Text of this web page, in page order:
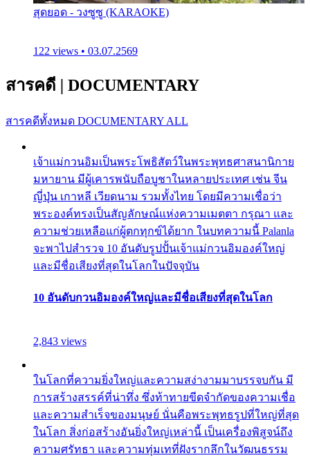
สุดยอด - วงซูซู (KARAOKE)
122 views • 03.07.2569
สารคดี | DOCUMENTARY
สารคดีทั้งหมด DOCUMENTARY ALL
เจ้าแม่กวนอิมเป็นพระโพธิสัตว์ในพระพุทธศาสนานิกาย
มหายาน มีผู้เคารพนับถือบูชาในหลายประเทศ เช่น จีน
ญี่ปุ่น เกาหลี เวียดนาม รวมทั้งไทย โดยมีความเชื่อว่า
พระองค์ทรงเป็นสัญลักษณ์แห่งความเมตตา กรุณา และ
ความช่วยเหลือแก่ผู้ตกทุกข์ได้ยาก ในบทความนี้ Palanla
จะพาไปสำรวจ 10 อันดับรูปปั้นเจ้าแม่กวนอิมองค์ใหญ่
และมีชื่อเสียงที่สุดในโลกในปัจจุบัน
10 อันดับกวนอิมองค์ใหญ่และมีชื่อเสียงที่สุดในโลก
2,843 views
ในโลกที่ความยิ่งใหญ่และความสง่างามมาบรรจบกัน มี
การสร้างสรรค์ที่น่าทึ่ง ซึ่งท้าทายขีดจำกัดของความเชื่อ
และความสำเร็จของมนุษย์ นั่นคือพระพุทธรูปที่ใหญ่ที่สุด
ในโลก สิ่งก่อสร้างอันยิ่งใหญ่เหล่านี้ เป็นเครื่องพิสูจน์ถึง
ความศรัทธา และความทุ่มเทที่ฝังรากลึกในวัฒนธรรม